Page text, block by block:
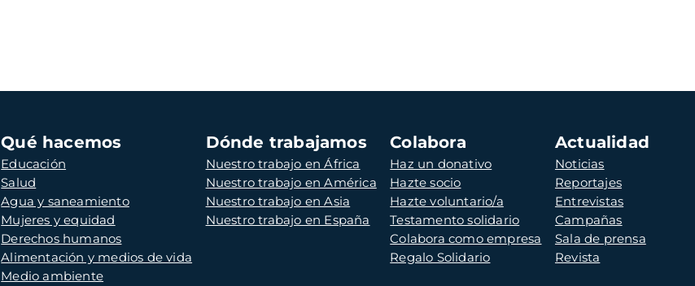
Qué hacemos
Educación
Salud
Agua y saneamiento
Mujeres y equidad
Derechos humanos
Alimentación y medios de vida
Medio ambiente
Dónde trabajamos
Nuestro trabajo en África
Nuestro trabajo en América
Nuestro trabajo en Asia
Nuestro trabajo en España
Colabora
Haz un donativo
Hazte socio
Hazte voluntario/a
Testamento solidario
Colabora como empresa
Regalo Solidario
Actualidad
Noticias
Reportajes
Entrevistas
Campañas
Sala de prensa
Revista